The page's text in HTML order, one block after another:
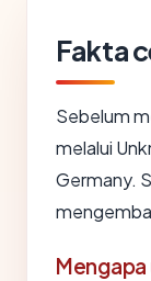
Fakta
Sebelum
melalui
Germany.